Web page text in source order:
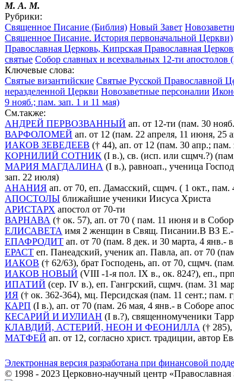
М. А. М.
Рубрики:
Священное Писание (Библия) Новый Завет
Священное Писание. История первоначальной Церкви)
Православная Церковь, Кипрская Православная
святые Собор славных и всехвальных 12-ти апостолов
Ключевые слова:
Святые византийские Святые Русской Православной
неразделенной Церкви Новозаветные персоналии
9 нояб.; пам. зап. 1 и 11 мая)
См.также:
АНДРЕЙ ПЕРВОЗВАННЫЙ ап. от 12-ти (пам. 30
ВАРФОЛОМЕЙ ап. от 12 (пам. 22 апреля, 11 июня, 25
ИАКОВ ЗЕВЕДЕЕВ († 44), ап. от 12 (пам. 30 апр.;
КОРНИЛИЙ СОТНИК (I в.), св. (исп. или сщмч.?)
МАРИЯ МАГДАЛИНА (I в.), равноап., ученица
зап. 22 июля)
АНАНИЯ ап. от 70, еп. Дамасский, сщмч. ( 1 окт., пам.
АПОСТОЛЫ ближайшие ученики Иисуса Христа
АРИСТАРХ апостол от 70-ти
ВАРНАВА († ок. 57), ап. от 70 ( пам. 11 июня и в
ЕЛИСАВЕТА имя 2 женщин в Свящ. Писании.В ВЗ Е.-
ЕПАФРОДИТ ап. от 70 (пам. 8 дек. и 30 марта, 4 янв.-
ЕРАСТ еп. Панеадский, ученик ап. Павла, ап. от 70
ИАКОВ († 62/63), брат Господень, ап. от 70, сщмч.
ИАКОВ НОВЫЙ (VIII -1-я пол. IX в., ок. 824?), еп.,
ИПАТИЙ (сер. IV в.), еп. Гангрский, сщмч. (пам. 31
ИЯ († ок. 362-364), мц. Персидская (пам. 11 сент.; пам.
КАРП (I в.), ап. от 70 (пам. 26 мая, 4 янв.- в Соборе
КЕСАРИЙ И ИУЛИАН (I в.?), священномученики
КЛАВДИЙ, АСТЕРИЙ, НЕОН И ФЕОНИЛЛА (†
МАТФЕЙ ап. от 12, согласно христ. традиции, автор
Электронная версия разработана при финансовой
© 1998 - 2023 Церковно-научный центр